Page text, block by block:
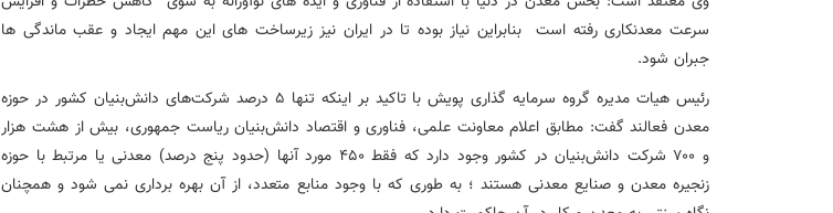
سرعت معدنکاری رفته است
بنابراین نیاز بوده تا در ایران نیز زیرساخت های این مهم ایجاد و عقب ماندگی ها
جبران شود.
رئیس هیات مدیره گروه سرمایه گذاری پویش با تاکید بر اینکه تنها ۵ درصد شرکت‌های دانش‌بنیان کشور در حوزه
معدن فعالند گفت: مطابق اعلام معاونت علمی، فناوری و اقتصاد دانش‌بنیان ریاست جمهوری، بیش از هشت هزار
و ۷۰۰شرکت دانش‌بنیان در کشور وجود دارد که فقط۴۵۰ مورد آنها (حدود پنج درصد)‌ معدنی یا مرتبط با حوزه
زنجیره معدن و صنایع معدنی هستند ؛ به طوری که با وجود منابع متعدد، از آن بهره برداری نمی شود و همچنان